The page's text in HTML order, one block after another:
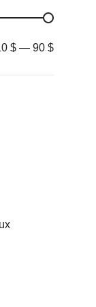
$ — 90 $